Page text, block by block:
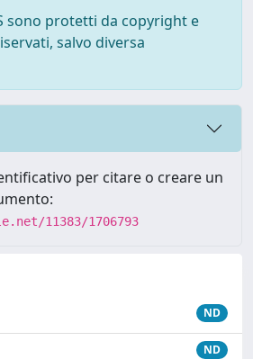
sono protetti da copyright e
salvo diversa
per citare o creare un
11383/1706793
ND
ND